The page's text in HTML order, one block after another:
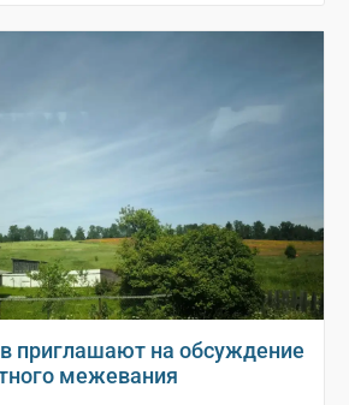
приглашают на обсуждение
межевания